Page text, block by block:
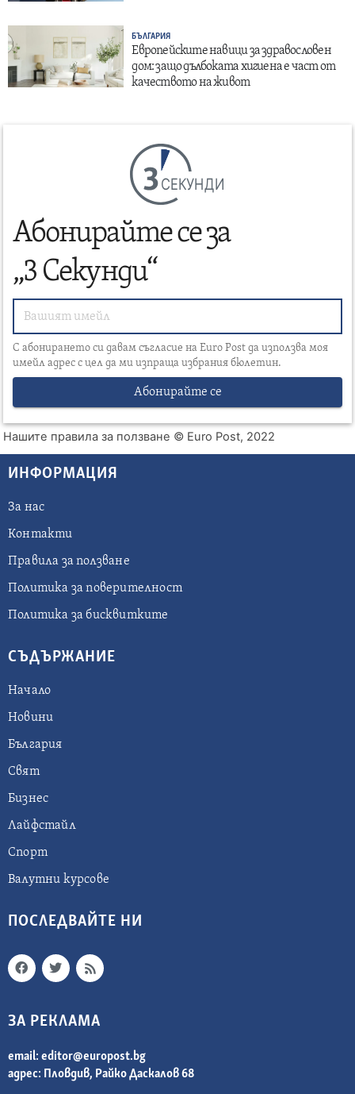
БЪЛГАРИЯ
Европейските навици за здравословен
дом: защо дълбоката хигиена е част от
качеството на живот
СЕКУНДИ
Абонирайте се за
„3 Секунди“
С абонирането си давам съгласие на Euro Post да използва моя
имейл адрес с цел да ми изпраща избрания бюлетин.
Абонирайте се
Нашите правила за ползване © Euro Post, 2022
ИНФОРМАЦИЯ
За нас
Контакти
Правила за ползване
Политика за поверителност
Политика за бисквитките
СЪДЪРЖАНИЕ
Начало
Новини
България
Свят
Бизнес
Лайфстайл
Спорт
Валутни курсове
ПОСЛЕДВАЙТЕ НИ
ЗА РЕКЛАМА
email: editor@europost.bg
адрес: Пловдив, Райко Даскалов 68